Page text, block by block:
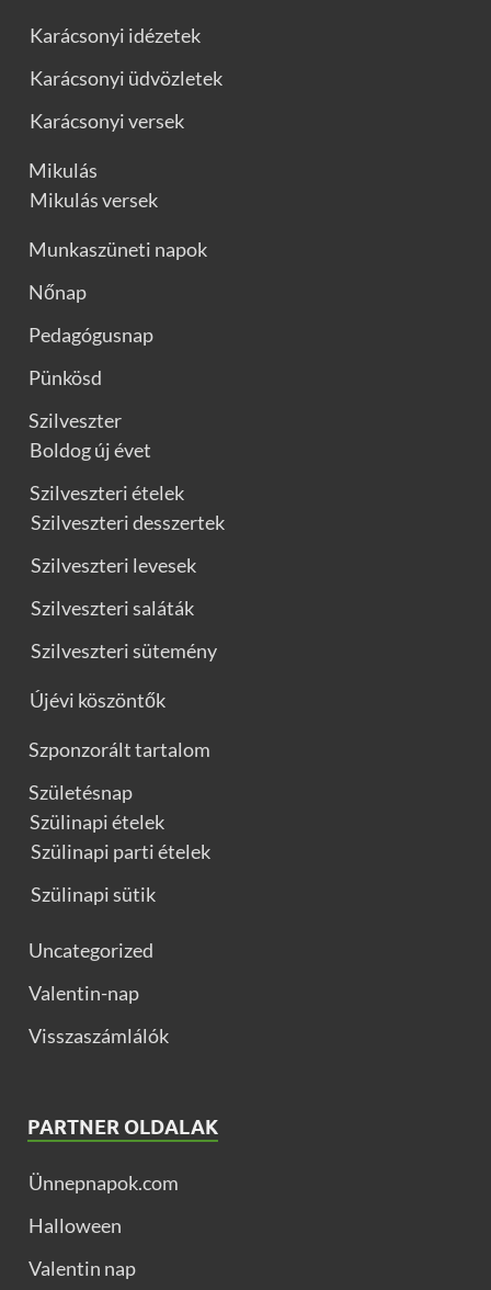
Karácsonyi idézetek
Karácsonyi üdvözletek
Karácsonyi versek
Mikulás
Mikulás versek
Munkaszüneti napok
Nőnap
Pedagógusnap
Pünkösd
Szilveszter
Boldog új évet
Szilveszteri ételek
Szilveszteri desszertek
Szilveszteri levesek
Szilveszteri saláták
Szilveszteri sütemény
Újévi köszöntők
Szponzorált tartalom
Születésnap
Szülinapi ételek
Szülinapi parti ételek
Szülinapi sütik
Uncategorized
Valentin-nap
Visszaszámlálók
PARTNER OLDALAK
Ünnepnapok.com
Halloween
Valentin nap